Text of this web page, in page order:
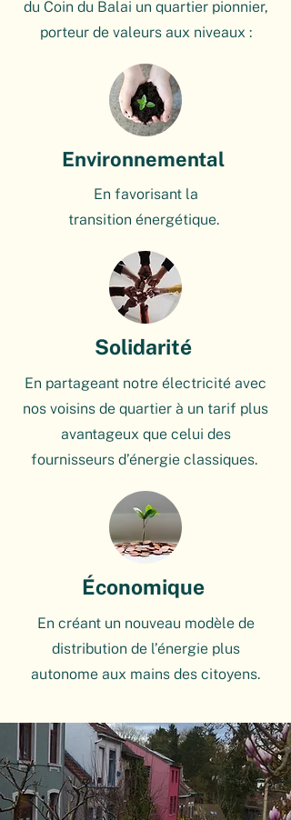
du Coin du Balai un quartier pionnier,
porteur de valeurs aux niveaux :
Environnemental
En favorisant la
transition énergétique.
Solidarité
En partageant notre électricité avec
nos voisins de quartier à un tarif plus
avantageux que celui des
fournisseurs d’énergie classiques.
Économique
En créant un nouveau modèle de
distribution de l’énergie plus
autonome aux mains des citoyens.